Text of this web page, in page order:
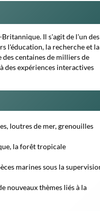
Il s'agit de l'un des
l'éducation, la recherche et la
centaines de milliers de
des expériences interactives
loutres de mer, grenouilles
la forêt tropicale
marines sous la supervision
thèmes liés à la